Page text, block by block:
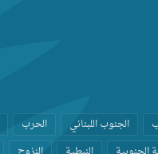
الجنوب اللبناني الحرب